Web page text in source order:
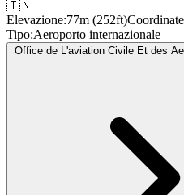
🇹🇳
Elevazione:77m (252ft)
Tipo:Aeroporto internazionale
Office de L'aviation Civile Et des